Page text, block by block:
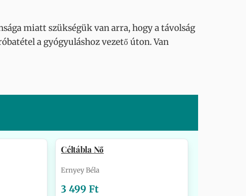
miatt szükségük van arra, hogy a távolság
a gyógyuláshoz vezető úton. Van
Céltábla Nő
Ernyey Béla
3 499 Ft